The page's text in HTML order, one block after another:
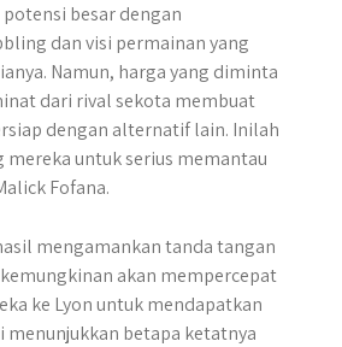
besar dengan
dan visi permainan yang
Namun, harga yang diminta
dari rival sekota membuat
dengan alternatif lain. Inilah
untuk serius memantau
Fofana.
mengamankan tanda tangan
akan mempercepat
ke Lyon untuk mendapatkan
menunjukkan betapa ketatnya